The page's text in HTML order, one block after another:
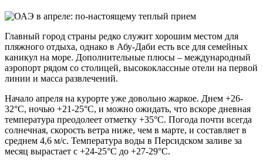
Главный город страны редко служит хорошим местом для
пляжного отдыха, однако в Абу-Даби есть все для семейных
каникул на море. Дополнительные плюсы – международный
аэропорт рядом со столицей, высококлассные отели на первой
линии и масса развлечений.
Начало апреля на курорте уже довольно жаркое. Днем +26-
32°С, ночью +21-25°С, и можно ожидать, что вскоре дневная
температура преодолеет отметку +35°С. Погода почти всегда
солнечная, скорость ветра ниже, чем в марте, и составляет в
среднем 4,6 м/с. Температура воды в Персидском заливе за
месяц вырастает с +24-25°С до +27-29°С.